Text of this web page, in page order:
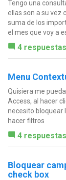
Tengo una
ellas son a su vez
suma de los
el mes que voy a
4 respuestas
Menu
Quisiera me
Access, al hacer
necesito bloquear
hacer filtros
4 respuestas
Bloquear
check box